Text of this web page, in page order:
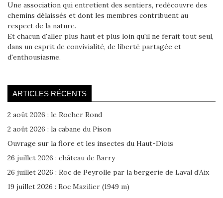
Une association qui entretient des sentiers, redécouvre des
chemins délaissés et dont les membres contribuent au
respect de la nature.
Et chacun d'aller plus haut et plus loin qu'il ne ferait tout seul,
dans un esprit de convivialité, de liberté partagée et
d'enthousiasme.
ARTICLES RÉCENTS
2 août 2026 : le Rocher Rond
2 août 2026 : la cabane du Pison
Ouvrage sur la flore et les insectes du Haut-Diois
26 juillet 2026 : château de Barry
26 juillet 2026 : Roc de Peyrolle par la bergerie de Laval d’Aix
19 juillet 2026 : Roc Mazilier (1949 m)